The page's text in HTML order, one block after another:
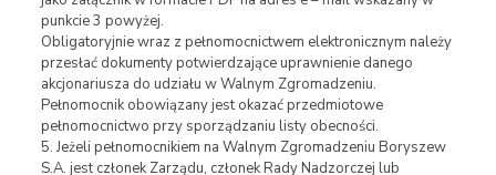
punkcie 3 powyżej.
Obligatoryjnie wraz z pełnomocnictwem elektronicznym należy
przesłać dokumenty potwierdzające uprawnienie danego
akcjonariusza do udziału w Walnym Zgromadzeniu.
Pełnomocnik obowiązany jest okazać przedmiotowe
pełnomocnictwo przy sporządzaniu listy obecności.
5. Jeżeli pełnomocnikiem na Walnym Zgromadzeniu Boryszew
S.A. jest członek Zarządu, członek Rady Nadzorczej lub